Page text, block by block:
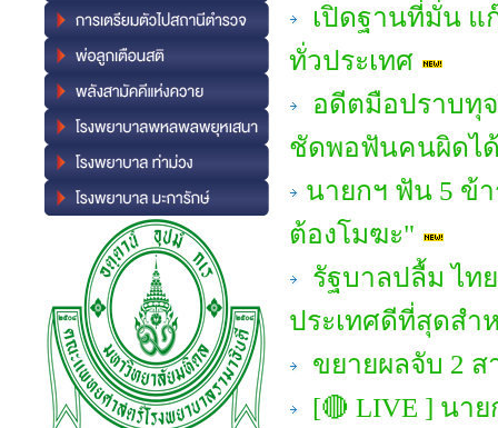
เปิดฐานที่มั่น แ
ทั่วประเทศ
อดีตมือปราบทุ
ชัดพอฟันคนผิดไ
นายกฯ ฟัน 5 ข้
ต้องโมฆะ"
รัฐบาลปลื้ม ไท
ประเทศดีที่สุดสำ
ขยายผลจับ 2
[🔴 LIVE ] นา